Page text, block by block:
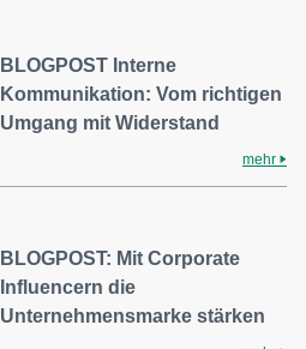
BLOGPOST Interne
Kommunikation: Vom richtigen
Umgang mit Widerstand
mehr
BLOGPOST: Mit Corporate
Influencern die
Unternehmensmarke stärken